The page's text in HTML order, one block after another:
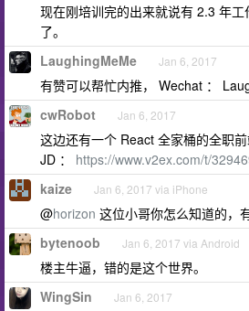
现在刚培训完的出来就说有 2.3 年
了。
LaughingMeMe Jan 6, 2017
有赞可以帮忙内推， Wechat ：
cwRobot Jan 6, 2017
这边还有一个 React 全家桶的全职
JD ： https://www.v2ex.com/t/
kaize Jan 6, 2017 via iPhone
@horizon 这位小哥你怎么知道的，
bytenoob Jan 6, 2017 via Android
楼主牛逼，错的是这个世界。
WingSin Jan 6, 2017